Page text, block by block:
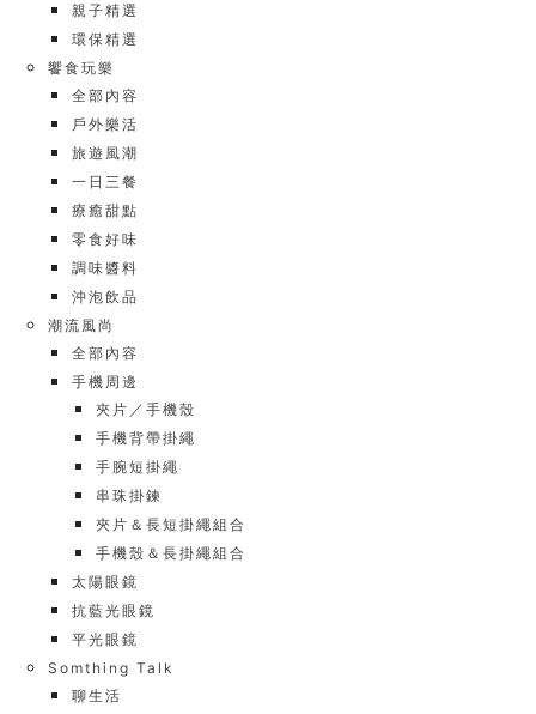
親子精選
環保精選
饗食玩樂
全部內容
戶外樂活
旅遊風潮
一日三餐
療癒甜點
零食好味
調味醬料
沖泡飲品
潮流風尚
全部內容
手機周邊
夾片／手機殼
手機背帶掛繩
手腕短掛繩
串珠掛鍊
夾片＆長短掛繩組合
手機殼＆長掛繩組合
太陽眼鏡
抗藍光眼鏡
平光眼鏡
Somthing Talk
聊生活